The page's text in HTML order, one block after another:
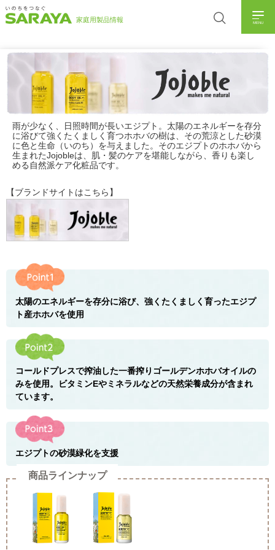
MENU
雨が少なく、日照時間が長いエジプト。太陽のエネルギーを存分
に浴びて強くたくましく育つホホバの樹は、その荒涼とした砂漠
に色と生命（いのち）を与えました。そのエジプトのホホバから
生まれたJojobleは、肌・髪のケアを堪能しながら、香りも楽し
める自然派ケア化粧品です。
【ブランドサイトはこちら】
太陽のエネルギーを存分に浴び、強くたくましく育ったエジプ
ト産ホホバを使用
コールドプレスで搾油した一番搾りゴールデンホホバオイルの
みを使用。ビタミンEやミネラルなどの天然栄養成分が含まれ
ています。
エジプトの砂漠緑化を支援
商品ラインナップ